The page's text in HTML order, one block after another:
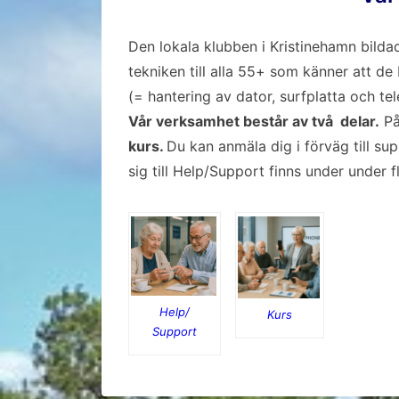
Den lokala klubben i Kristinehamn
tekniken till alla 55+ som känner att
(= hantering av dator, surfplatta och
Vår verksamhet består av två delar.
kurs. Du kan anmäla dig i förväg till
sig till Help/Support finns under under
Help/
Support
Kurs